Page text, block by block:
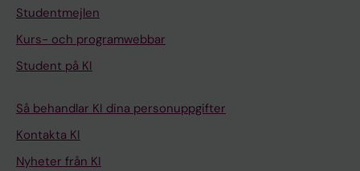
Studentmejlen
Kurs- och programwebbar
Student på KI
Så behandlar KI dina personuppgifter
Kontakta KI
Nyheter från KI